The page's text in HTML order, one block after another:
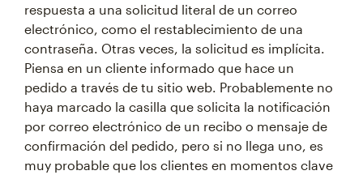
respuesta a una solicitud literal de un correo
electrónico, como el restablecimiento de una
contraseña. Otras veces, la solicitud es implícita.
Piensa en un cliente informado que hace un
pedido a través de tu sitio web. Probablemente no
haya marcado la casilla que solicita la notificación
por correo electrónico de un recibo o mensaje de
confirmación del pedido, pero si no llega uno, es
muy probable que los clientes en momentos clave